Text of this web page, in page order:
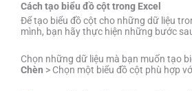
Cách tạo biểu đồ cột trong Excel
Để tạo biểu đồ cột cho những dữ liệu
mình, bạn hãy thực hiện những bước
Chọn những dữ liệu mà bạn muốn tạo
Chèn > Chọn một biểu đồ cột phù hợp